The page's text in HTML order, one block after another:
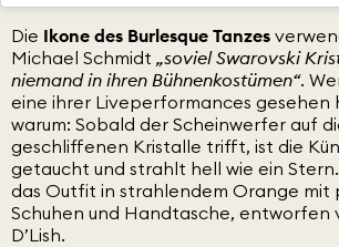
Die Ikone des Burlesque Tanzes
Michael Schmidt „soviel Swarovski
niemand in ihren Bühnenkostümen“.
eine ihrer Liveperformances gesehen
warum: Sobald der Scheinwerfer auf
geschliffenen Kristalle trifft, ist die
getaucht und strahlt hell wie ein
das Outfit in strahlendem Orange mit
Schuhen und Handtasche, entworfen
D’Lish.